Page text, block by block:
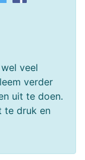
veel
verder
uit te doen.
te druk en